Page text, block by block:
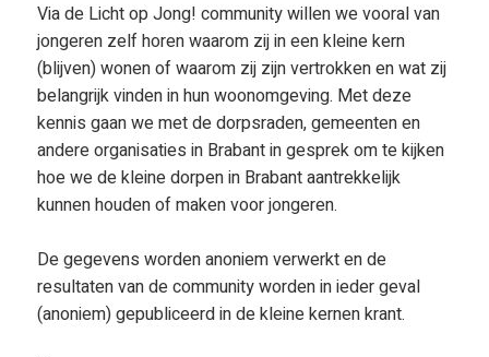
Via de Licht op Jong! community willen we vooral van
jongeren zelf horen waarom zij in een kleine kern
(blijven) wonen of waarom zij zijn vertrokken en wat zij
belangrijk vinden in hun woonomgeving. Met deze
kennis gaan we met de dorpsraden, gemeenten en
andere organisaties in Brabant in gesprek om te kijken
hoe we de kleine dorpen in Brabant aantrekkelijk
kunnen houden of maken voor jongeren.
De gegevens worden anoniem verwerkt en de
resultaten van de community worden in ieder geval
(anoniem) gepubliceerd in de kleine kernen krant.